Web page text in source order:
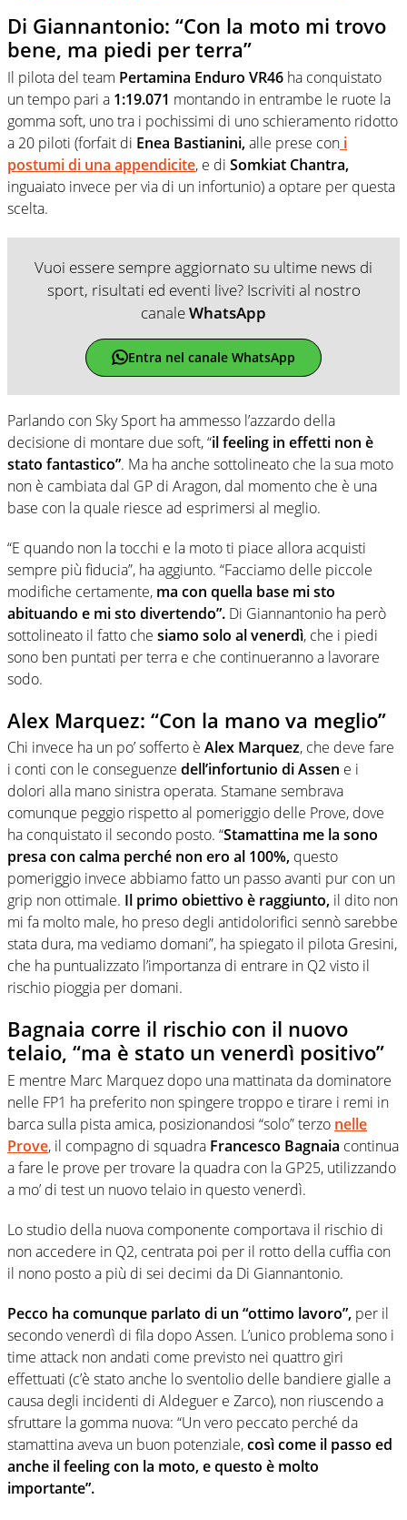
Di Giannantonio: “Con la moto mi trovo
bene, ma piedi per terra”
Il pilota del team Pertamina Enduro VR46 ha conquistato
un tempo pari a 1:19.071 montando in entrambe le ruote la
gomma soft, uno tra i pochissimi di uno schieramento ridotto
a 20 piloti (forfait di Enea Bastianini,alle prese con i
postumi di una appendicite, e di Somkiat Chantra,
inguaiato invece per via di un infortunio) a optare per questa
scelta.
Vuoi essere sempre aggiornato su ultime news di
sport, risultati ed eventi live? Iscriviti al nostro
canaleWhatsApp
Entra nel canale WhatsApp
Parlando con Sky Sport ha ammesso l’azzardo della
decisione di montare due soft, “il feeling in effetti non è
stato fantastico”. Ma ha anche sottolineato che la sua moto
non è cambiata dal GP di Aragon, dal momento che è una
base con la quale riesce ad esprimersi al meglio.
“E quando non la tocchi e la moto ti piace allora acquisti
sempre più fiducia”, ha aggiunto. “Facciamo delle piccole
modifiche certamente, ma con quella base mi sto
abituando e mi sto divertendo”. Di Giannantonio ha però
sottolineato il fatto che siamo solo al venerdì, che i piedi
sono ben puntati per terra e che continueranno a lavorare
sodo.
Alex Marquez: “Con la mano va meglio”
Chi invece ha un po’ sofferto è Alex Marquez, che deve fare
i conti con le conseguenze dell’infortunio di Assen e i
dolori alla mano sinistra operata. Stamane sembrava
comunque peggio rispetto al pomeriggio delle Prove, dove
ha conquistato il secondo posto. “Stamattina me la sono
presa con calma perché non ero al 100%, questo
pomeriggio invece abbiamo fatto un passo avanti pur con un
grip non ottimale. Il primo obiettivo è raggiunto, il dito non
mi fa molto male, ho preso degli antidolorifici sennò sarebbe
stata dura, ma vediamo domani”, ha spiegato il pilota Gresini,
che ha puntualizzato l’importanza di entrare in Q2 visto il
rischio pioggia per domani.
Bagnaia corre il rischio con il nuovo
telaio, “ma è stato un venerdì positivo”
E mentre Marc Marquez dopo una mattinata da dominatore
nelle FP1 ha preferito non spingere troppo e tirare i remi in
barca sulla pista amica, posizionandosi “solo” terzo nelle
Prove, il compagno di squadra Francesco Bagnaia continua
a fare le prove per trovare la quadra con la GP25, utilizzando
a mo’ di test un nuovo telaio in questo venerdì.
Lo studio della nuova componente comportava il rischio di
non accedere in Q2, centrata poi per il rotto della cuffia con
il nono posto a più di sei decimi da Di Giannantonio.
Pecco ha comunque parlato di un “ottimo lavoro”, per il
secondo venerdì di fila dopo Assen. L’unico problema sono i
time attack non andati come previsto nei quattro giri
effettuati (c’è stato anche lo sventolio delle bandiere gialle a
causa degli incidenti di Aldeguer e Zarco), non riuscendo a
sfruttare la gomma nuova: “Un vero peccato perché da
stamattina aveva un buon potenziale,così come il passo ed
anche il feeling con la moto, e questo è molto
importante”.